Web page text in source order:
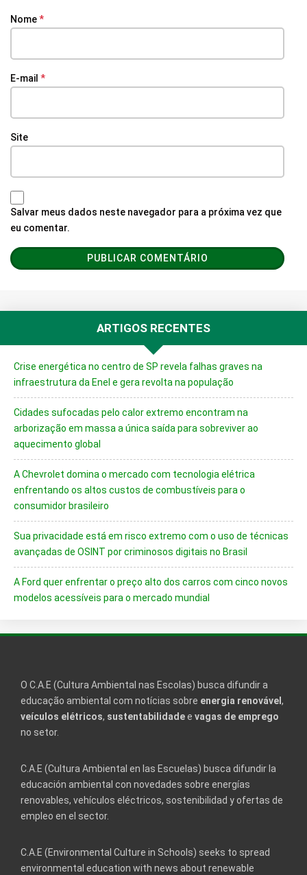
Nome*
E-mail *
Site
Salvar meus dados neste navegador para a próxima vez que
eu comentar.
ARTIGOS RECENTES
Crise energética no centro de SP revela falhas graves na
infraestrutura da Enel e gera revolta na população
Cidades sufocadas pelo calor extremo encontram na
arborização em massa a única saída para sobreviver ao
aquecimento global
A Chevrolet domina o mercado com tecnologia elétrica
enfrentando os altos custos de combustíveis para o
consumidor brasileiro
Sua privacidade está em risco extremo com o uso de técnicas
avançadas de OSINT por criminosos digitais no Brasil
A Ford quer enfrentar o preço alto dos carros com cinco novos
modelos acessíveis para o mercado mundial
O C.A.E (Cultura Ambiental nas Escolas) busca difundir a
educação ambiental com notícias sobre energia renovável ,
veículos elétricos, sustentabilidadee vagas de emprego
no setor.
C.A.E (Cultura Ambiental en las Escuelas) busca difundir la
educación ambiental con novedades sobre energías
renovables, vehículos eléctricos, sostenibilidad y ofertas de
empleo en el sector.
C.A.E (Environmental Culture in Schools) seeks to spread
environmental education with news about renewable